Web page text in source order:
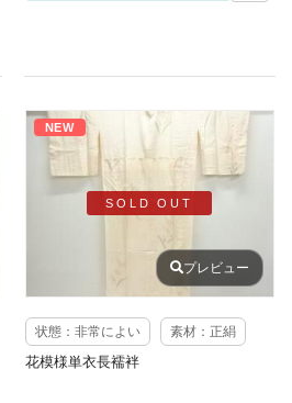
NEW
SOLD OUT
プレビュー
状態：非常によい 素材：正絹
花模様単衣長襦袢